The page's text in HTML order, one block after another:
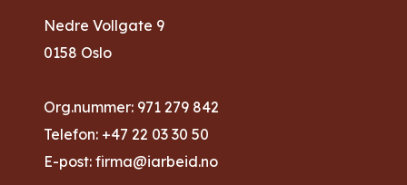
Nedre Vollgate 9
0158 Oslo
Org.nummer: 971 279 842
Telefon: +47 22 03 30 50
E-post: firma@iarbeid.no